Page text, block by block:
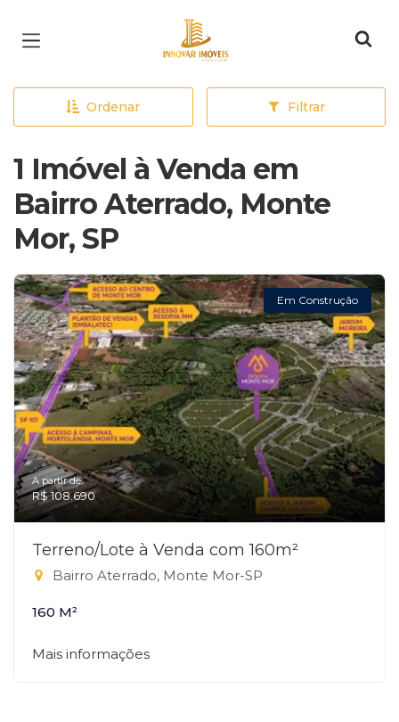
Página inicial
Ordenar Filtrar
1 Imóvel à Venda em
Bairro Aterrado, Monte
Mor, SP
Em Construção
A partir de:
R$ 108.690
Terreno/Lote à Venda com 160m²
Bairro Aterrado, Monte Mor-SP
160 M²
Mais informações